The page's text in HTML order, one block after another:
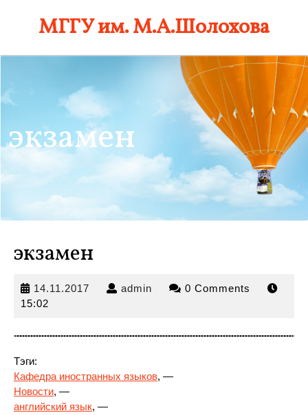
МГГУ им. М.А.Шолохова
экзамен
экзамен
14.11.2017 14.11.2017
admin admin 0 Comments
15:02
Тэги:
Кафедра иностранных языков, —
Новости, —
английский язык, —